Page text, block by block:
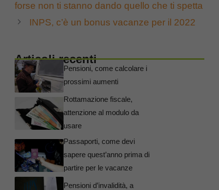
forse non ti stanno dando quello che ti spetta
INPS, c’è un bonus vacanze per il 2022
Articoli recenti
Pensioni, come calcolare i
prossimi aumenti
Rottamazione fiscale,
attenzione al modulo da
usare
Passaporti, come devi
sapere quest’anno prima di
partire per le vacanze
Pensioni d’invalidità, a